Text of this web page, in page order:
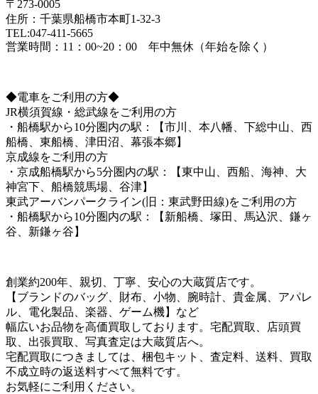
〒273-0005
住所：千葉県船橋市本町1-32-3
TEL:047-411-5665
営業時間：11：00~20：00 年中無休（年始を除く）
◆電車をご利用の方◆
JR横須賀線・総武線をご利用の方
・船橋駅から10分圏内の駅：【市川、本八幡、下総中山、西
船橋、東船橋、津田沼、幕張本郷】
京成線をご利用の方
・京成船橋駅から5分圏内の駅：【東中山、西船、海神、大
神宮下、船橋競馬場、谷津】
東武アーバンパークライン(旧：東武野田線)をご利用の方
・船橋駅から10分圏内の駅：【新船橋、塚田、馬込沢、鎌ヶ
谷、新鎌ヶ谷】
創業約200年、親切、丁寧、安心の大蔵質店です。
【ブランドのバッグ、財布、小物、腕時計、貴金属、アパレ
ル、電化製品、楽器、ゲーム機】など
幅広いお品物を高価買取しております。宅配買取、店頭買
取、出張買取、写真査定は大蔵質店へ。
宅配買取につきましては、梱包キット、査定料、送料、買取
不成立時の返送料すべて無料です。
お気軽にご利用ください。